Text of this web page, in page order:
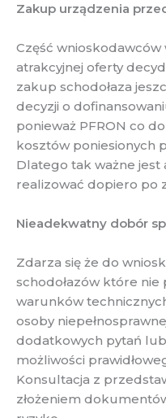
Zakup urządzenia
Część
atrakcyjnej oferty
zakup schodołaza
decyzji o
ponieważ PFRON co
kosztów poniesionych
Dlatego tak ważne
realizować dopiero po
Nieadekwatny dobór
Zdarza się że do
schodołazów które nie
warunków
osoby
dodatkowych pytań
możliwości
Konsultacja z
złożeniem